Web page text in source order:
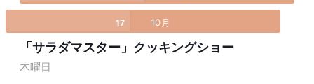
17 10月
「サラダマスター」クッキングショー
木曜日